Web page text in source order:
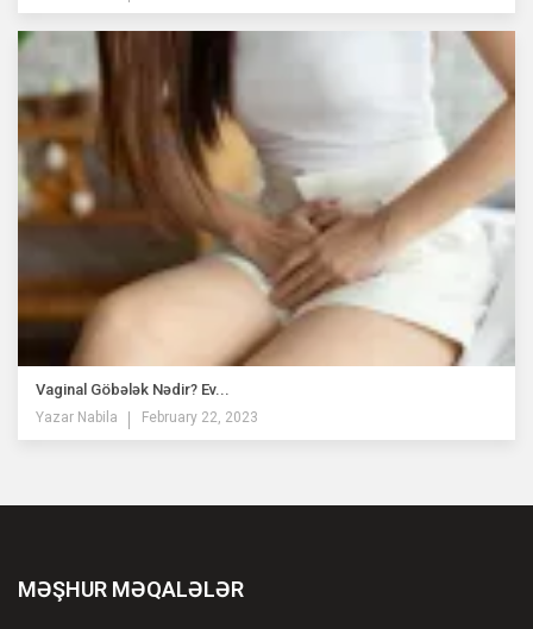
Vaginal Göbələk Nədir? Ev...
Yazar Nabila February 22, 2023
MƏŞHUR MƏQALƏLƏR